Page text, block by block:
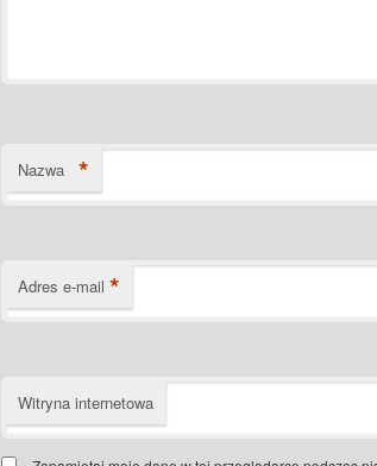
Nazwa *
Adres e-mail *
Witryna internetowa